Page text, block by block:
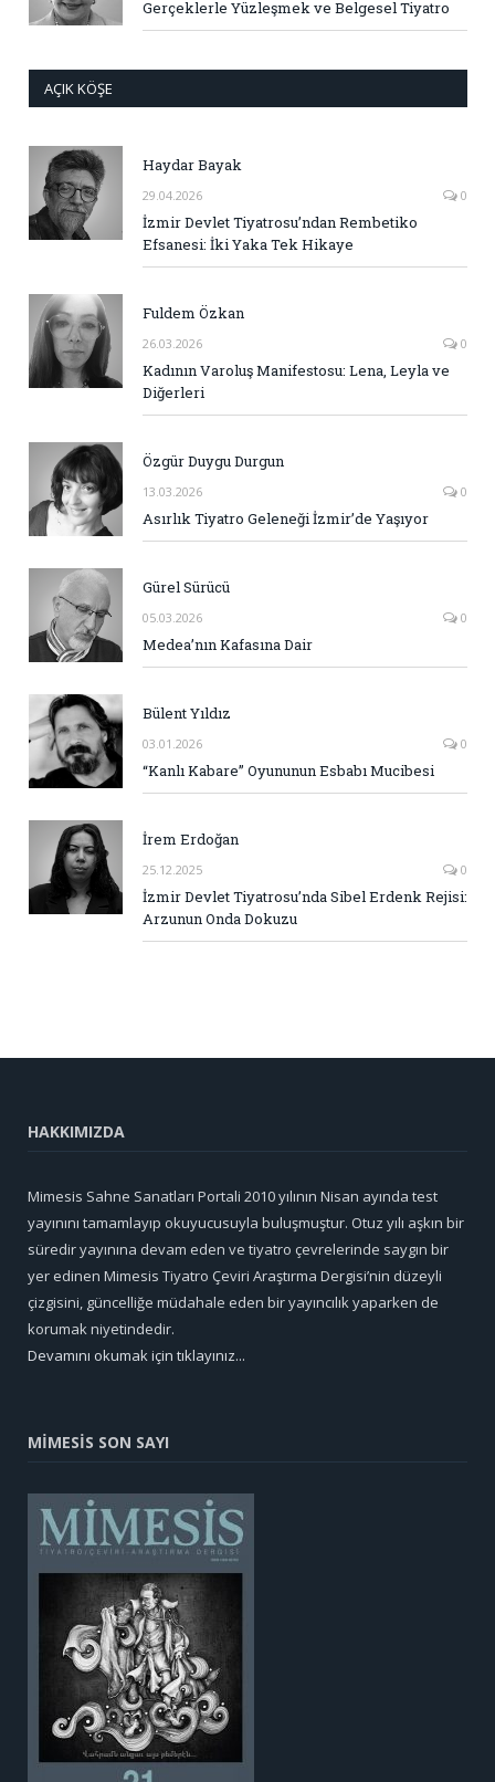
Gerçeklerle Yüzleşmek ve Belgesel Tiyatro
AÇIK KÖŞE
Haydar Bayak
29.04.2026 0
İzmir Devlet Tiyatrosu’ndan Rembetiko
Efsanesi: İki Yaka Tek Hikaye
Fuldem Özkan
26.03.2026 0
Kadının Varoluş Manifestosu: Lena, Leyla ve
Diğerleri
Özgür Duygu Durgun
13.03.2026 0
Asırlık Tiyatro Geleneği İzmir’de Yaşıyor
Gürel Sürücü
05.03.2026 0
Medea’nın Kafasına Dair
Bülent Yıldız
03.01.2026 0
“Kanlı Kabare” Oyununun Esbabı Mucibesi
İrem Erdoğan
25.12.2025 0
İzmir Devlet Tiyatrosu’nda Sibel Erdenk Rejisi:
Arzunun Onda Dokuzu
HAKKIMIZDA
Mimesis Sahne Sanatları Portali 2010 yılının Nisan ayında test
yayınını tamamlayıp okuyucusuyla buluşmuştur. Otuz yılı aşkın bir
süredir yayınına devam eden ve tiyatro çevrelerinde saygın bir
yer edinen Mimesis Tiyatro Çeviri Araştırma Dergisi’nin düzeyli
çizgisini, güncelliğe müdahale eden bir yayıncılık yaparken de
korumak niyetindedir.
Devamını okumak için tıklayınız...
MİMESİS SON SAYI